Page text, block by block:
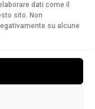
dati come il
sito. Non
su alcune